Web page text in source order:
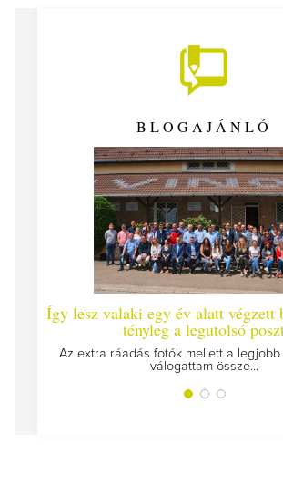
BLOGAJÁNLÓ
Így lesz valaki egy év alatt végzett
tényleg a legutolsó
Az extra ráadás fotók mellett a
válogattam össze...